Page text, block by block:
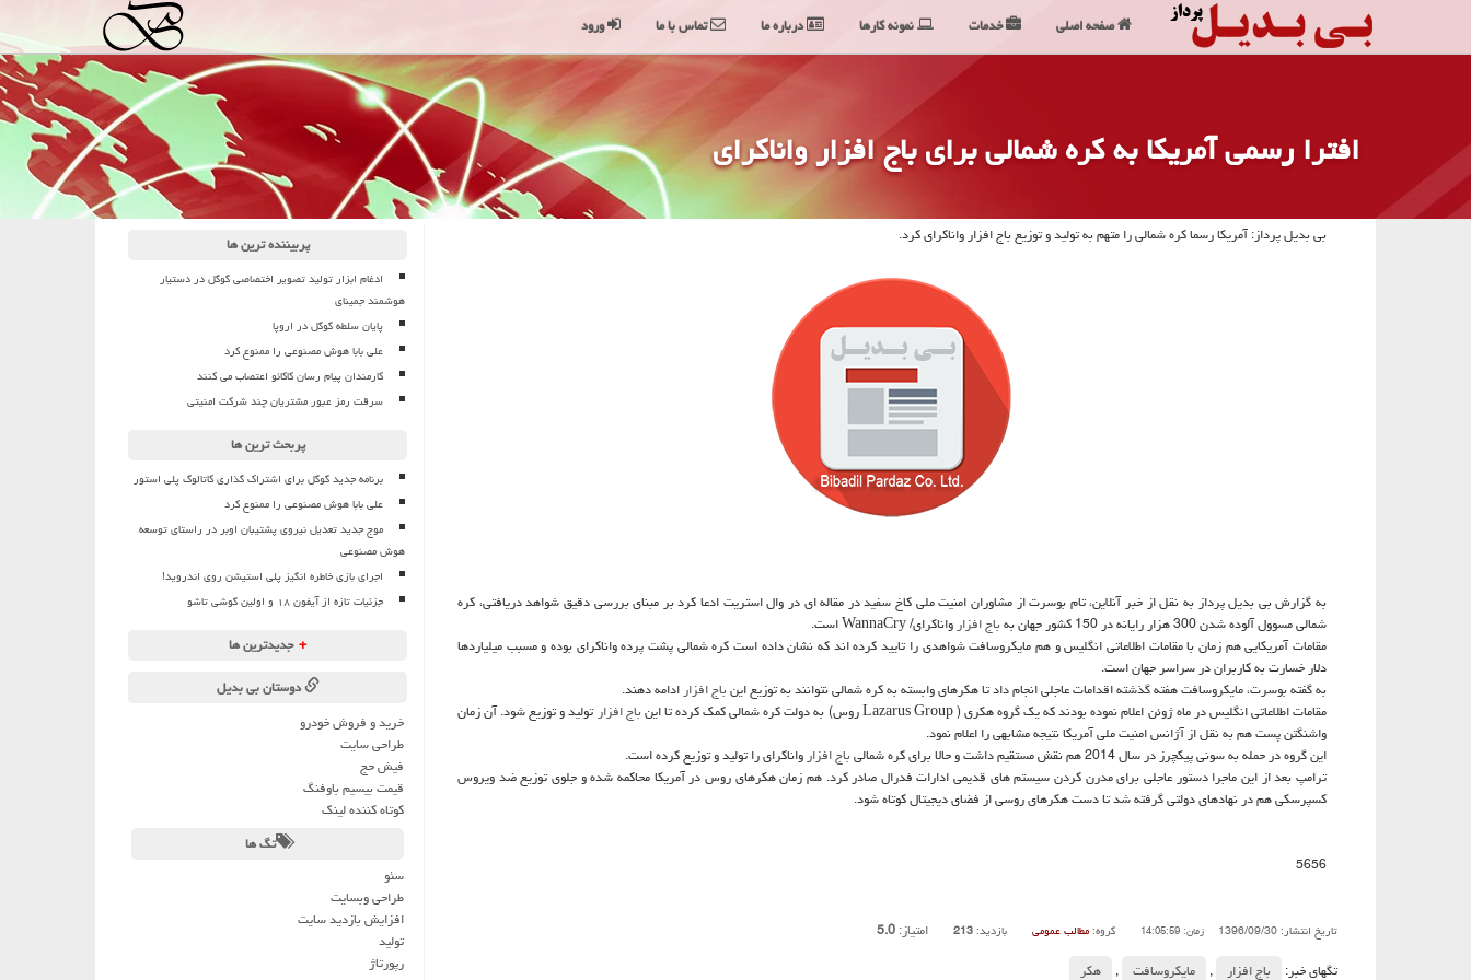
افترا رسمی آمریكا به كره شمالی برای باج افزار واناكرای
بی بدیل پرداز: آمریكا رسما كره شمالی را متهم به تولید و توزیع باج افزار واناكرای كرد.
به گزارش بی بدیل پرداز به نقل از خبر آنلاین، تام بوسرت از مشاوران امنیت ملی كاخ سفید در مقاله ای در وال استریت ادعا كرد بر مبنای بررسی دقیق شواهد دریافتی، كره
شمالی مسوول آلوده شدن 300 هزار رایانه در 150 كشور جهان به
باج افزارواناكرای/ WannaCry است.
مقامات آمریكایی هم زمان با مقامات اطلاعاتی انگلیس و هم مایكروسافت شواهدی را تایید كرده اند كه نشان داده است كره شمالی پشت پرده واناكرای بوده و مسبب میلیاردها
دلار خسارت به كاربران در سراسر جهان است.
به گفته بوسرت، مایكروسافت هفته گذشته اقدامات عاجلی انجام داد تا هكرهای وابسته به كره شمالی نتوانند به توزیع اینباج افزارادامه دهند.
مقامات اطلاعاتی انگلیس در ماه ژوئن اعلام نموده بودند كه یك گروه هكری ( Lazarus Group روس) به دولت كره شمالی كمك كرده تا این
باج افزارتولید و توزیع شود. آن زمان
واشنگتن پست هم به نقل از آژانس امنیت ملی آمریكا نتیجه مشابهی را اعلام نمود.
این گروه در حمله به سونی پیكچرز در سال 2014 هم نقش مستقیم داشت و حالا برای كره شمالی
باج افزارواناكرای را تولید و توزیع كرده است.
ترامپ بعد از این ماجرا دستور عاجلی برای مدرن كردن سیستم های قدیمی ادارات فدرال صادر كرد. هم زمان هكرهای روس در آمریكا محاكمه شده و جلوی توزیع ضد ویروس
كسپرسكی هم در نهادهای دولتی گرفته شد تا دست هكرهای روسی از فضای دیجیتال كوتاه شود.
5656
تاریخ انتشار: 1396/09/30 زمان: 14:05:59 گروه: مطالب عمومی بازدید: 213 امتیاز:5.0
تگهای خبر:
باج افزار , مایكروسافت ,
هكر
پربیننده ترین ها
ادغام ابزار تولید تصویر اختصاصی گوگل در دستیار
هوشمند جمینای
پایان سلطه گوگل در اروپا
علی بابا هوش مصنوعی را ممنوع کرد
کارمندان پیام رسان کاکائو اعتصاب می کنند
سرقت رمز عبور مشتریان چند شرکت امنیتی
پربحث ترین ها
برنامه جدید گوگل برای اشتراک گذاری کاتالوگ پلی استور
علی بابا هوش مصنوعی را ممنوع کرد
موج جدید تعدیل نیروی پشتیبان اوبر در راستای توسعه
هوش مصنوعی
اجرای بازی خاطره انگیز پلی استیشن روی اندروید!
جزئیات تازه از آیفون ۱۸ و اولین گوشی تاشو
+ جدیدترین ها
دوستان بی بدیل
خرید و فروش خودرو
طراحی سایت
فیش حج
قیمت بیسیم باوفنگ
کوتاه کننده لینک
تگ ها
سئو
طراحی وبسایت
افزایش بازدید سایت
تولید
رپورتاژ
صفحه اصلی خدمات نمونه کارها درباره ما تماس با ما ورود